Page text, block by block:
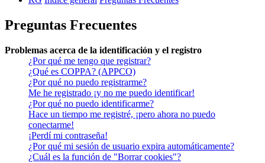
Preguntas Frecuentes
Problemas acerca de la identificación y el registro
¿Por qué me tengo que registrar?
¿Qué es COPPA? (APPCO)
¿Por qué no puedo registrarme?
Me he registrado ¡y no me puedo identificar!
¿Por qué no puedo identificarme?
Hace un tiempo me registré, ¡pero ahora no puedo
conectarme!
¡Perdí mi contraseña!
¿Por qué mi sesión de usuario expira automáticamente?
¿Cuál es la función de "Borrar cookies"?